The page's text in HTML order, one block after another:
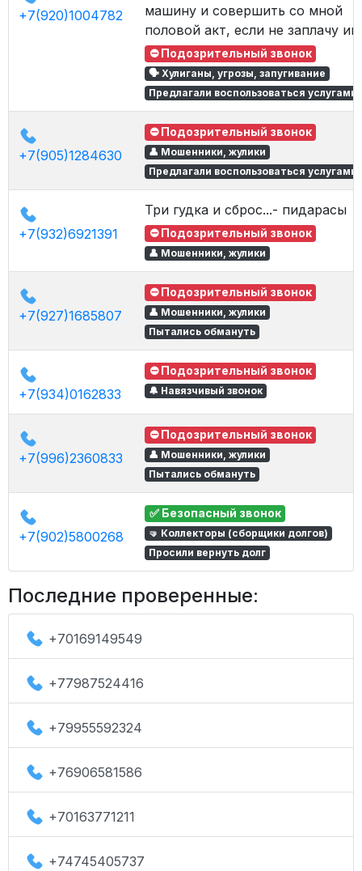
+7(920)1004782
машину и совершить со мной
половой акт, если не заплачу им
⛔ Подозрительный звонок
🗣 Хулиганы, угрозы, запугивание
Предлагали воспользоваться услугами
+7(905)1284630
⛔ Подозрительный звонок
👤 Мошенники, жулики
Предлагали воспользоваться услугами
+7(932)6921391
Три гудка и сброс...- пидарасы
⛔ Подозрительный звонок
👤 Мошенники, жулики
+7(927)1685807
⛔ Подозрительный звонок
👤 Мошенники, жулики
Пытались обмануть
+7(934)0162833
⛔ Подозрительный звонок
🔔 Навязчивый звонок
+7(996)2360833
⛔ Подозрительный звонок
👤 Мошенники, жулики
Пытались обмануть
+7(902)5800268
✅ Безопасный звонок
🤜 Коллекторы (сборщики долгов)
Просили вернуть долг
Последние проверенные:
+70169149549
+77987524416
+79955592324
+76906581586
+70163771211
+74745405737